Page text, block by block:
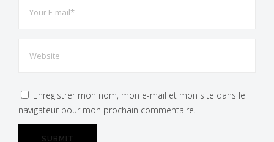
Enregistrer mon nom, mon e-mail et mon site dans le
navigateur pour mon prochain commentaire.